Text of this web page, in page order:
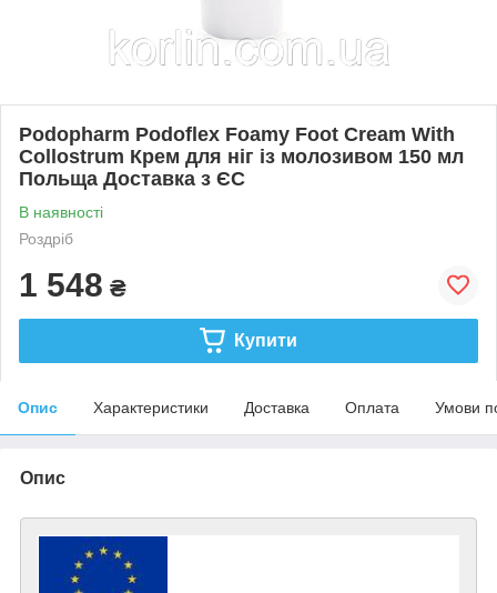
Podopharm Podoflex Foamy Foot Cream With
Collostrum Крем для ніг із молозивом 150 мл
Польща Доставка з ЄС
В наявності
Роздріб
1 548 ₴
Купити
Опис Характеристики Доставка Оплата Умови
Опис